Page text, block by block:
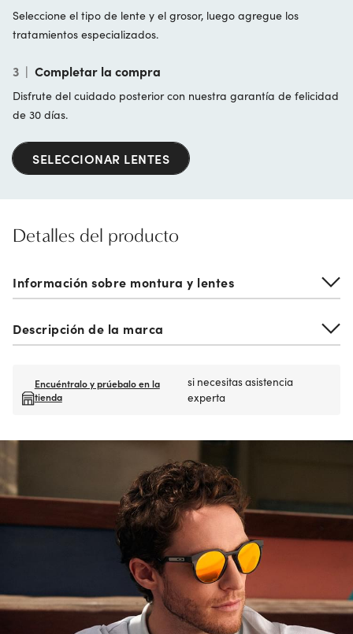
Seleccione el tipo de lente y el grosor, luego agregue los
tratamientos especializados.
3 | Completar la compra
Disfrute del cuidado posterior con nuestra garantía de felicidad
de 30 días.
SELECCIONAR LENTES
Detalles del producto
Información sobre montura y lentes
Descripción de la marca
Encuéntralo y prúebalo en la
tienda
si necesitas asistencia
experta